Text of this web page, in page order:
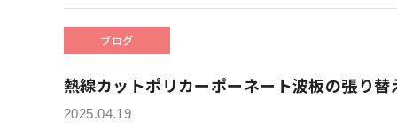
ブログ
熱線カットポリカーポーネート波板の張り替
2025.04.19